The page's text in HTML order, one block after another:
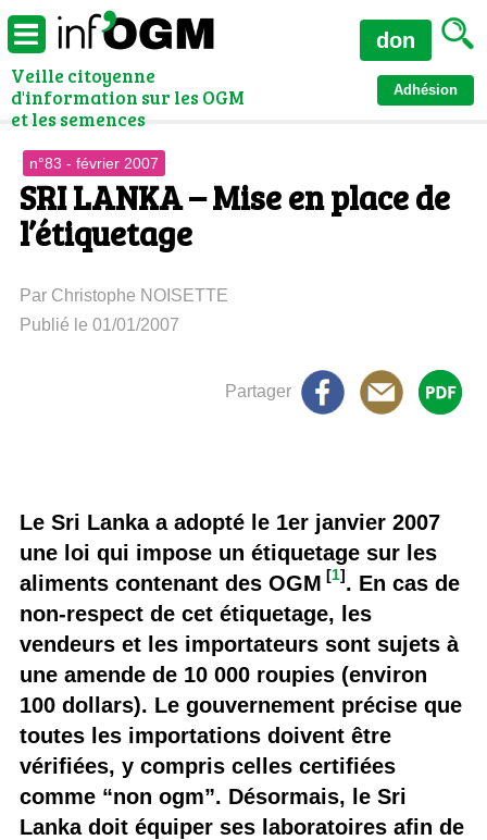
Veille citoyenne
d'information sur les OGM
et les semences
Adhésion
don
n°83 - février 2007
SRI LANKA – Mise en place de
l’étiquetage
Par Christophe NOISETTE
Publié le 01/01/2007
Partager
Le Sri Lanka a adopté le 1er janvier 2007
une loi qui impose un étiquetage sur les
aliments contenant des OGM [1]. En cas de
non-respect de cet étiquetage, les
vendeurs et les importateurs sont sujets à
une amende de 10 000 roupies (environ
100 dollars). Le gouvernement précise que
toutes les importations doivent être
vérifiées, y compris celles certifiées
comme “non ogm”. Désormais, le Sri
Lanka doit équiper ses laboratoires afin de